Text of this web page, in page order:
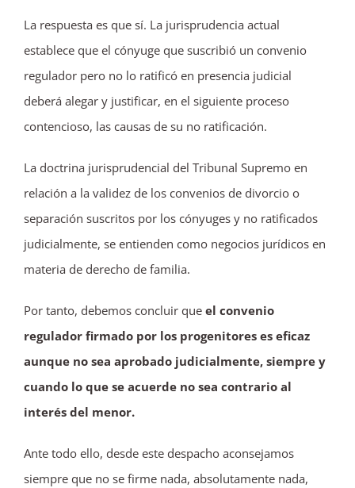
La respuesta es que sí. La jurisprudencia actual
establece que el cónyuge que suscribió un convenio
regulador pero no lo ratificó en presencia judicial
deberá alegar y justificar, en el siguiente proceso
contencioso, las causas de su no ratificación.
La doctrina jurisprudencial del Tribunal Supremo en
relación a la validez de los convenios de divorcio o
separación suscritos por los cónyuges y no ratificados
judicialmente, se entienden como negocios jurídicos en
materia de derecho de familia.
Por tanto, debemos concluir que el convenio
regulador firmado por los progenitores es eficaz
aunque no sea aprobado judicialmente, siempre y
cuando lo que se acuerde no sea contrario al
interés del menor.
Ante todo ello, desde este despacho aconsejamos
siempre que no se firme nada, absolutamente nada,